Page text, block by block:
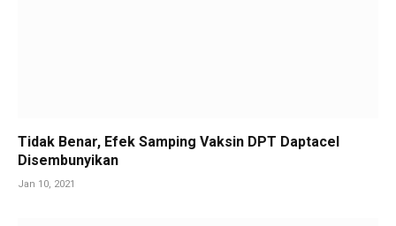
Tidak Benar, Efek Samping Vaksin DPT Daptacel
Disembunyikan
Jan 10, 2021